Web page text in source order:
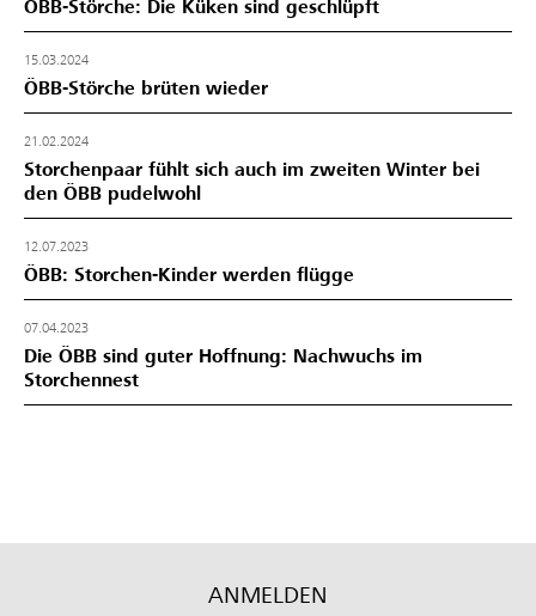
ÖBB-Störche: Die Küken sind geschlüpft
15.03.2024
ÖBB-Störche brüten wieder
21.02.2024
Storchenpaar fühlt sich auch im zweiten Winter bei
den ÖBB pudelwohl
12.07.2023
ÖBB: Storchen-Kinder werden flügge
07.04.2023
Die ÖBB sind guter Hoffnung: Nachwuchs im
Storchennest
ANMELDEN